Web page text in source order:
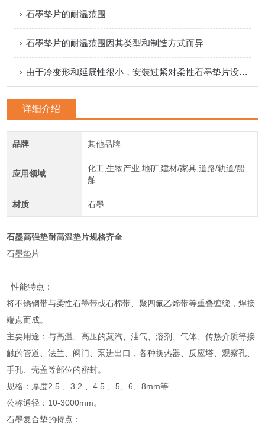
石墨垫片的耐温范围
石墨垫片的耐温范围因其类型和制造方式而异
由于冷变形和延展性很小，安装过紧对柔性石墨垫片没有影响
详细介绍
品牌 其他品牌
应用领域
化工,生物产业,地矿,建材/家具,道路/轨道/船
舶
材质 石墨
石墨高强垫耐高温垫片规格齐全
石墨垫片
性能特点：
将不锈钢带与柔性石墨带或石棉带、聚四氟乙烯带等重叠缠绕，焊接
端点而成。
主要用途：与高温、高压的蒸汽、油气、溶剂、气体、传热介质等接
触的管道、法兰、阀门、泵进出口，各种换热器、反应塔、观察孔、
手孔、壳盖等部位的密封。
规格：厚度2.5 、3.2 、4.5 、5、6、8mm等.
公称通径：10-3000mm。
石墨复合垫的特点：